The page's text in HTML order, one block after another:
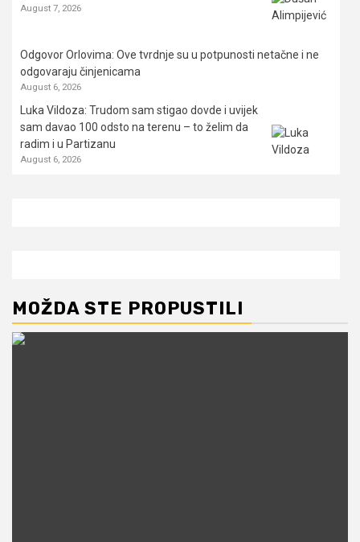
August 7, 2026
Odgovor Orlovima: ​Ove tvrdnje su u potpunosti netačne i ne
odgovaraju činjenicama
August 6, 2026
Luka Vildoza: Trudom sam stigao dovde i uvijek
sam davao 100 odsto na terenu – to želim da
radim i u Partizanu
August 6, 2026
MOŽDA STE PROPUSTILI